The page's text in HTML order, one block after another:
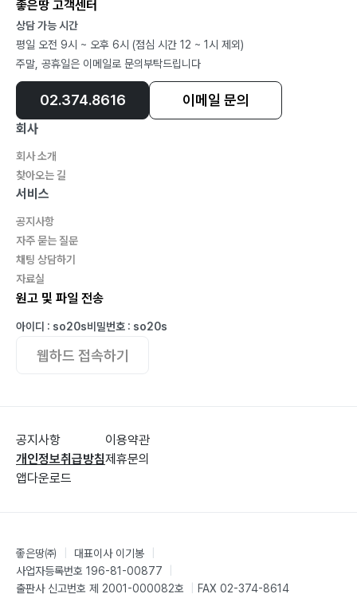
좋은땅 고객센터
상담 가능 시간
평일 오전 9시 ~ 오후 6시 (점심 시간 12 ~ 1시 제외)
주말, 공휴일은 이메일로 문의부탁드립니다
02.374.8616 이메일 문의
회사
회사 소개
찾아오는 길
서비스
공지사항
자주 묻는 질문
채팅 상담하기
자료실
원고 및 파일 전송
아이디 : so20s비밀번호 : so20s
웹하드 접속하기
공지사항
개인정보취급방침
앱다운로드
이용약관
제휴문의
좋은땅㈜ 대표이사 이기봉
사업자등록번호 196-81-00877
출판사 신고번호 제 2001-000082호
FAX 02-374-8614